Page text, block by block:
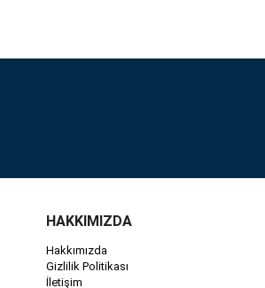
HAKKIMIZDA
Hakkımızda
Gizlilik Politikası
İletişim